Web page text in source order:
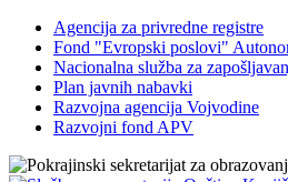
Agencija za privredne registre
Fond "Evropski poslovi"
Nacionalna služba za
Plan javnih nabavki
Razvojna agencija Vojvodine
Razvojni fond APV